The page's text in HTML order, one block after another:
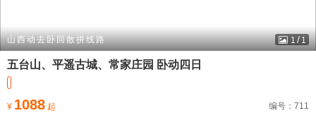
1 / 1
山西动去卧回散拼线路
五台山、平遥古城、常家庄园 卧动四日
¥ 1088 起 编号：711